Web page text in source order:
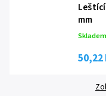
mm
Skladem
50,22